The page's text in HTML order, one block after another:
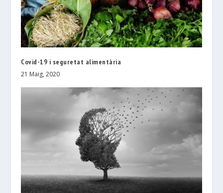
Covid-19 i seguretat alimentària
21 Maig, 2020